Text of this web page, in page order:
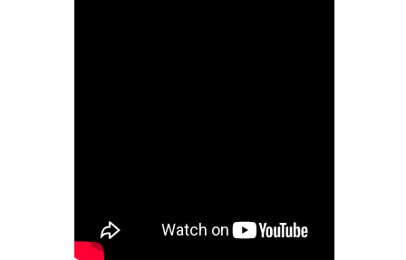
"MUJER MEDICINA"